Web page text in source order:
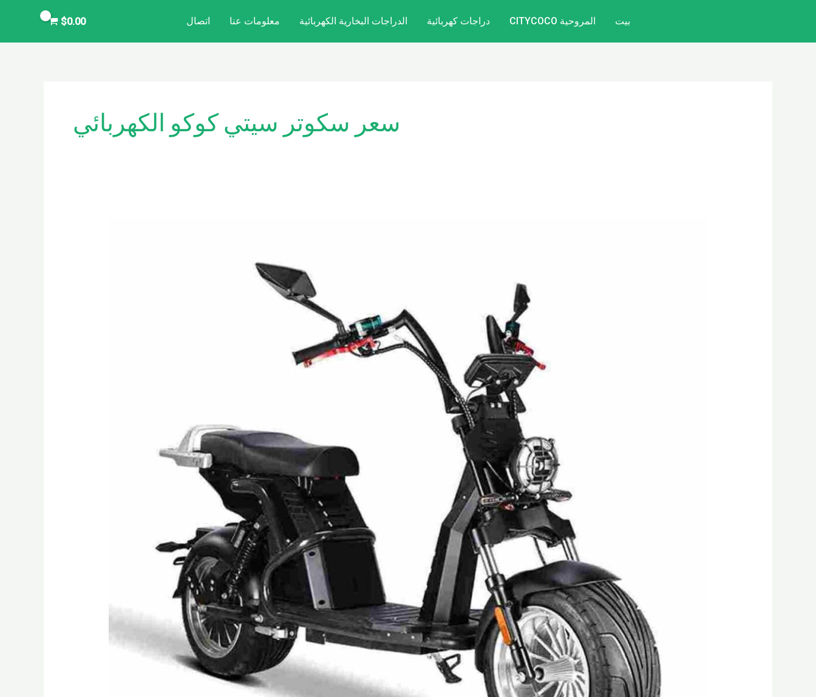
بيت المروحية CITYCOCO دراجات كهربائية الدراجات البخارية الكهربائية معلومات عنا اتصال $0.00
سعر سكوتر سيتي كوكو الكهربائي